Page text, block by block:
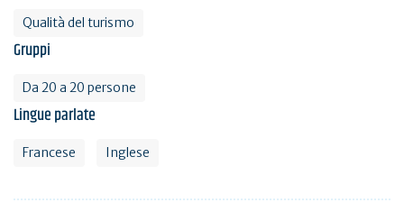
Qualità del turismo
Gruppi
Da 20 a 20 persone
Lingue parlate
Francese Inglese